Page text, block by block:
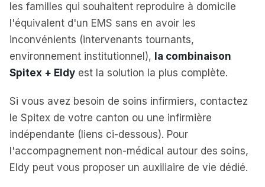
les familles qui souhaitent reproduire à domicile
l'équivalent d'un EMS sans en avoir les
inconvénients (intervenants tournants,
environnement institutionnel), la combinaison
Spitex + Eldy est la solution la plus complète.
Si vous avez besoin de soins infirmiers, contactez
le Spitex de votre canton ou une infirmière
indépendante (liens ci-dessous). Pour
l'accompagnement non-médical autour des soins,
Eldy peut vous proposer un auxiliaire de vie dédié.